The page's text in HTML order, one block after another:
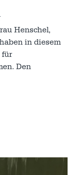
Henschel,
in diesem
für
Den